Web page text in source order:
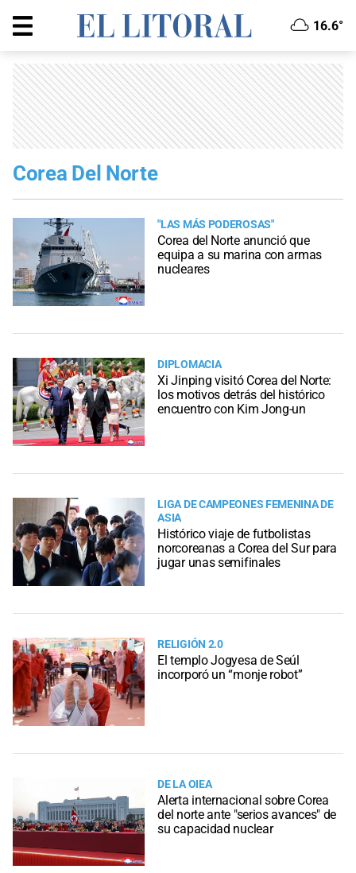
16.6°
Corea Del Norte
"LAS MÁS PODEROSAS"
Corea del Norte anunció que
equipa a su marina con armas
nucleares
DIPLOMACIA
Xi Jinping visitó Corea del Norte:
los motivos detrás del histórico
encuentro con Kim Jong-un
LIGA DE CAMPEONES FEMENINA DE
ASIA
Histórico viaje de futbolistas
norcoreanas a Corea del Sur para
jugar unas semifinales
RELIGIÓN 2.0
El templo Jogyesa de Seúl
incorporó un “monje robot”
DE LA OIEA
Alerta internacional sobre Corea
del norte ante "serios avances" de
su capacidad nuclear